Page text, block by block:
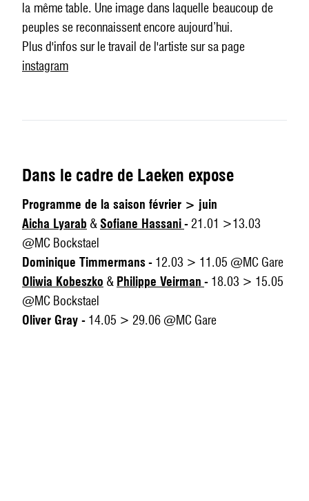
la même table. Une image dans laquelle beaucoup de
peuples se reconnaissent encore aujourd’hui.
Plus d'infos sur le travail de l'artiste sur sa page
instagram
Dans le cadre de Laeken expose
Programme de la saison février > juin
Aicha Lyarab &Sofiane Hassani- 21.01 >13.03
@MC Bockstael
Dominique Timmermans- 12.03 > 11.05 @MC Gare
Oliwia Kobeszko & Philippe Veirman - 18.03 > 15.05
@MC Bockstael
Oliver Gray - 14.05 > 29.06 @MC Gare